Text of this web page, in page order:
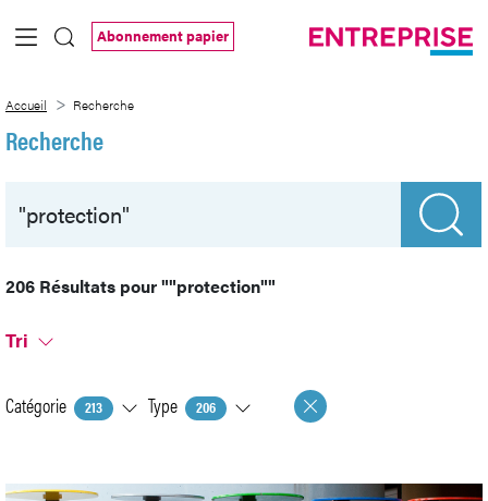
Saut au contenu principal
Abonnement papier
Accueil Recherche
Recherche
206 Résultats pour""protection""
Tri
Catégorie 213 Type 206